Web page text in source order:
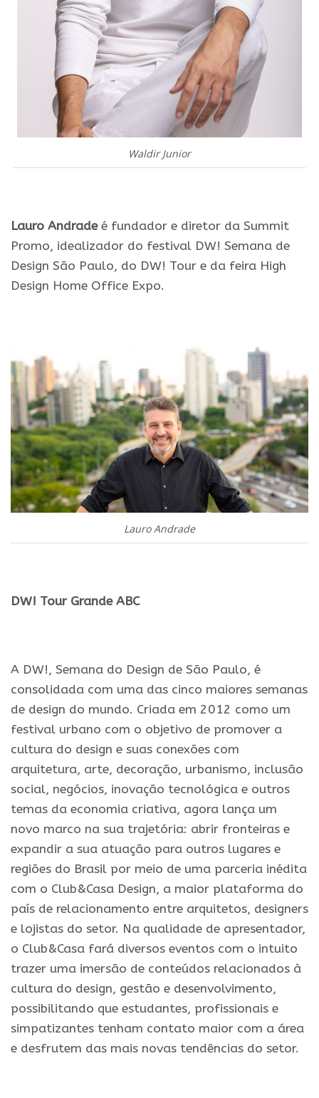
Waldir Junior
Lauro Andradeé fundador e diretor da Summit
Promo, idealizador do festival DW! Semana de
Design São Paulo, do DW! Tour e da feira High
Design Home Office Expo.
Lauro Andrade
DW! Tour Grande ABC
A DW!, Semana do Design de São Paulo, é
consolidada com uma das cinco maiores semanas
de design do mundo. Criada em 2012 como um
festival urbano com o objetivo de promover a
cultura do design e suas conexões com
arquitetura, arte, decoração, urbanismo, inclusão
social, negócios, inovação tecnológica e outros
temas da economia criativa, agora lança um
novo marco na sua trajetória: abrir fronteiras e
expandir a sua atuação para outros lugares e
regiões do Brasil por meio de uma parceria inédita
com o Club&Casa Design, a maior plataforma do
país de relacionamento entre arquitetos, designers
e lojistas do setor. Na qualidade de apresentador,
o Club&Casa fará diversos eventos com o intuito
trazer uma imersão de conteúdos relacionados à
cultura do design, gestão e desenvolvimento,
possibilitando que estudantes, profissionais e
simpatizantes tenham contato maior com a área
e desfrutem das mais novas tendências do setor.